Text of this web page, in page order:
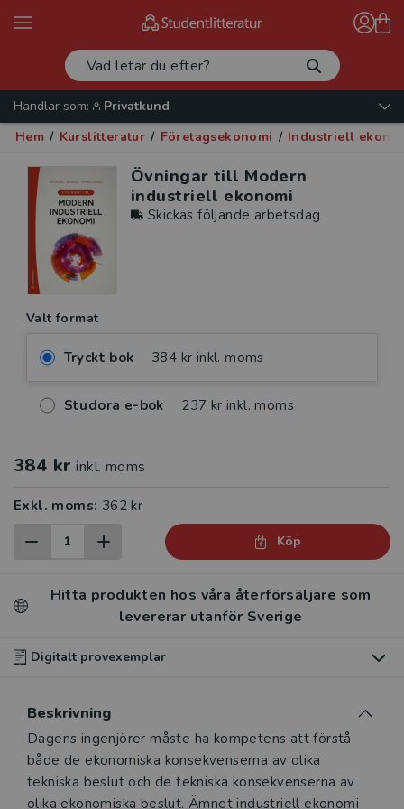
Handlar som:
Privatkund
Hem / Kurslitteratur / Företagsekonomi / Industriell
Övningar till Modern
industriell ekonomi
Skickas följande arbetsdag
Valt format
Tryckt bok 384 kr inkl. moms
Studora e-bok 237 kr inkl. moms
384 kr inkl. moms
Exkl. moms: 362 kr
Köp
Hitta produkten hos våra återförsäljare som
levererar utanför Sverige
Digitalt provexemplar
digitalt provexemplar av den här produkten
Våra digitala provexemplar tillhandahålls via Studora.se
och ger dig tillgång till boken under 180 dagar. Observera
att erbjudandet endast gäller relevanta produkter för din
Beskrivning
Beskrivning
Dagens ingenjörer måste ha kompetens att förstå
både de ekonomiska konsekvenserna av olika
tekniska beslut och de tekniska konsekvenserna av
olika ekonomiska beslut. Ämnet industriell ekonomi